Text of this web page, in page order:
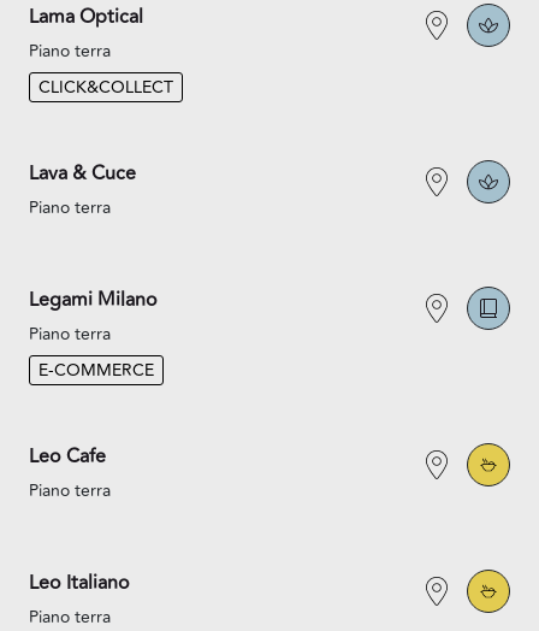
Lama Optical
Piano terra
CLICK&COLLECT
Lava & Cuce
Piano terra
Legami Milano
Piano terra
E-COMMERCE
Leo Cafe
Piano terra
Leo Italiano
Piano terra